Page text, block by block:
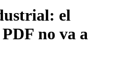
el
no va a